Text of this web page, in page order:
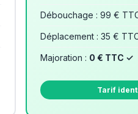
Débouchage : 99 €
Déplacement : 35 €
Majoration : 0 € TTC ✓
Tarif